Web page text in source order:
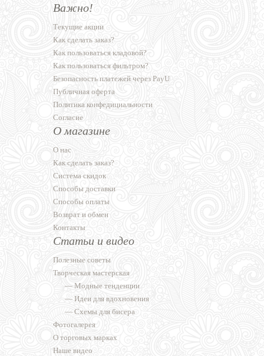
Важно!
Текущие акции
Как сделать заказ?
Как пользоваться кладовой?
Как пользоваться фильтром?
Безопасность платежей через PayU
Публичная оферта
Политика конфедициальности
Согласие
О магазине
О нас
Как сделать заказ?
Система скидок
Способы доставки
Способы оплаты
Возврат и обмен
Контакты
Статьи и видео
Полезные советы
Творческая мастерская
— Модные тенденции
— Идеи для вдохновения
— Схемы для бисера
Фотогалерея
О торговых марках
Наше видео